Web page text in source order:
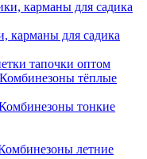
карманы для садика
тапочки оптом
Комбинезоны тёплые
тонкие
летние